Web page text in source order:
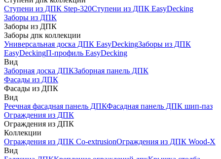
Ступени из ДПК Step-320Ступени из ДПК EasyDecking
Заборы из ДПК
Заборы из ДПК
Заборы дпк коллекции
Универсальная доска ДПК EasyDeckingЗаборы из ДПК
EasyDeckingП-профиль EasyDecking
Вид
Заборная доска ДПКЗаборная панель ДПК
Фасады из ДПК
Фасады из ДПК
Вид
Реечная фасадная панель ДПКФасадная панель ДПК шип-паз
Ограждения из ДПК
Ограждения из ДПК
Коллекции
Ограждения из ДПК Co-extrusionОграждения из ДПК Wood-X
Вид